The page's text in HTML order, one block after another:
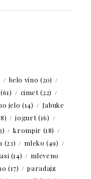
belo vino (20)
(61) cimet(22)
jelo (14)
Jabuke
jogurt(16)
krompir (18)
(23) mleko (49)
(14)
mleveno
(17)
paradajz